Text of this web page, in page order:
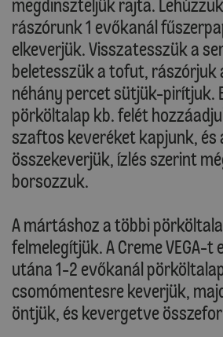
megdinszteljük rajta.
rászórunk 1 evőkanál
elkeverjük. Visszatesszük a
beletesszük a tofut, rászórjuk
néhány percet sütjük-pirítjuk.
pörköltalap kb. felét
szaftos keveréket kapjunk, és
összekeverjük, ízlés szerint
borsozzuk.
A mártáshoz a többi
felmelegítjük. A Creme VEGA-t
utána 1-2 evőkanál
csomómentesre keverjük,
öntjük, és kevergetve